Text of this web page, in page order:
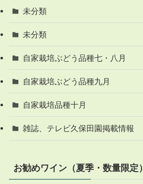
未分類
未分類
自家栽培ぶどう品種七・八月
自家栽培ぶどう品種九月
自家栽培品種十月
雑誌、テレビ久保田園掲載情報
お勧めワイン（夏季・数量限定）